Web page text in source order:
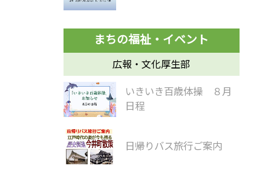
広報・文化厚生部
いきいき百歳体操 ８月
日程
日帰りバス旅行ご案内